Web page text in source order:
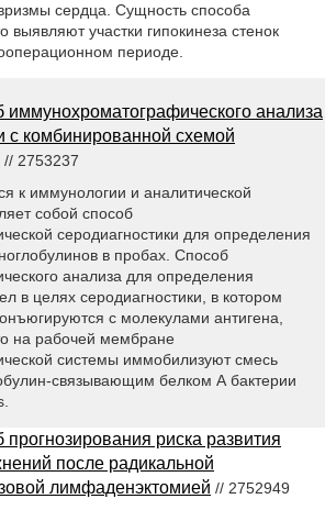
сердца. Сущность способа
выявляют участки гипокинеза стенок
периоде.
иммунохроматографического анализа
с комбинированной схемой
// 2753237
к иммунологии и аналитической
собой способ
серодиагностики для определения
в пробах. Способ
анализа для определения
в целях серодиагностики, в котором
с молекулами антигена,
на рабочей мембране
системы иммобилизуют смесь
связывающим белком А бактерии
прогнозирования риска развития
после радикальной
лимфаденэктомией // 2752949